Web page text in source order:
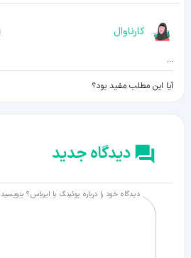
کارناوال
...
آیا این مطلب مفید بود؟
دیدگاه جدید
دیدگاه خود را درباره بوئینگ یا ایرباس؟ بنویسید